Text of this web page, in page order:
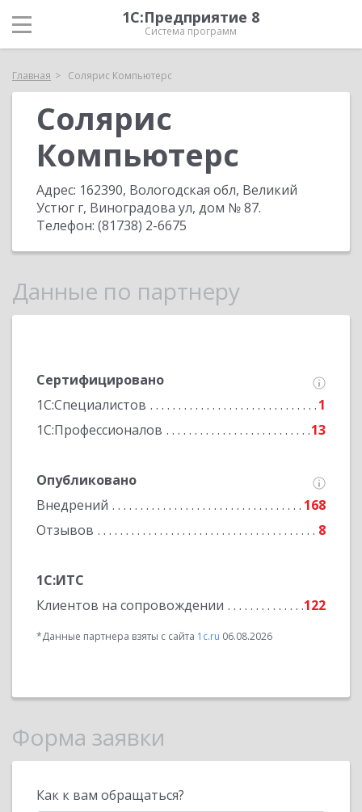
1С:Предприятие 8
Система программ
Главная Солярис Компьютерс
Солярис
Компьютерс
Адрес: 162390, Вологодская обл, Великий
Устюг г, Виноградова ул, дом № 87.
Телефон: (81738) 2-6675
Данные по партнеру
Сертифицировано
1С:Специалистов
1
1С:Профессионалов
13
Опубликовано
Внедрений
168
Отзывов
8
1С:ИТС
Клиентов на сопровождении
122
*Данные партнера взяты с сайта 1c.ru 06.08.2026
Форма заявки
Как к вам обращаться?